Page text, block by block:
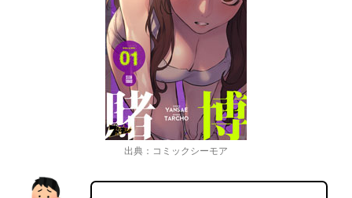
出典：コミックシーモア